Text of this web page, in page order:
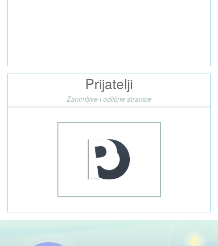
Prijatelji
Zanimljive i odlične stranice